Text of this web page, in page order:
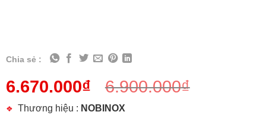
Chia sẻ :
6.670.000₫ 6.900.000₫
Thương hiệu : NOBINOX